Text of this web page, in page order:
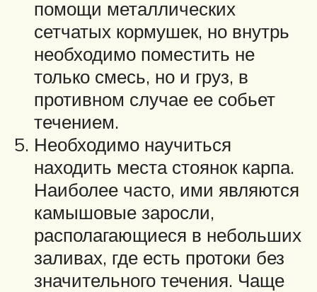
помощи металлических
сетчатых кормушек, но внутрь
необходимо поместить не
только смесь, но и груз, в
противном случае ее собьет
течением.
Необходимо научиться
находить места стоянок карпа.
Наиболее часто, ими являются
камышовые заросли,
располагающиеся в небольших
заливах, где есть протоки без
значительного течения. Чаще